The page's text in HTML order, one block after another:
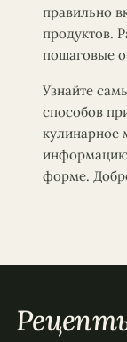
правильно
продуктов.
пошаговые
Узнайте
способов
кулинарное
информацию
форме.